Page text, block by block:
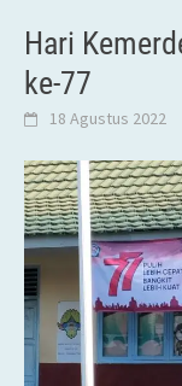
Hari
ke-77
18 Agustus 2022